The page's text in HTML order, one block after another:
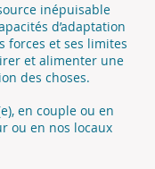
inépuisable
d’adaptation
forces et ses limites
et alimenter une
des choses.
en couple ou en
ou en nos locaux